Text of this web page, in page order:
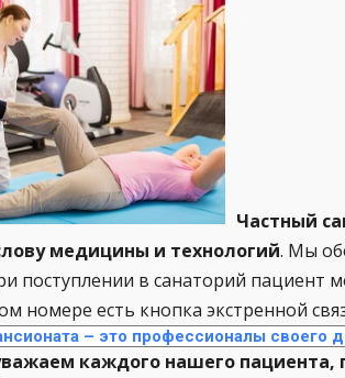
Частный
медицины и технологий. Мы
поступлении в санаторий пациент
номере есть кнопка экстренной
– это профессионалы
каждого нашего пациента,